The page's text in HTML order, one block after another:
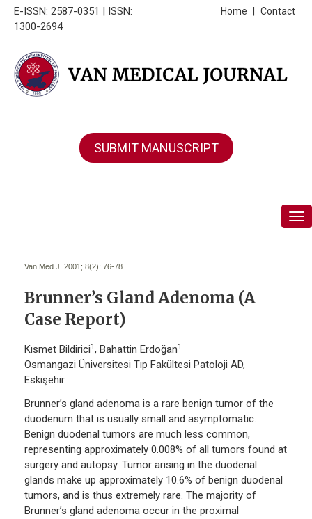
E-ISSN: 2587-0351 | ISSN:
1300-2694
Contact
Home
SUBMIT MANUSCRIPT
Van Med J. 2001; 8(2): 76-78
Brunner’s Gland Adenoma (A
Case Report)
Kısmet Bildirici1, Bahattin Erdoğan1
Osmangazi Üniversitesi Tıp Fakültesi Patoloji AD,
Eskişehir
Brunner’s gland adenoma is a rare benign tumor of the
duodenum that is usually small and asymptomatic.
Benign duodenal tumors are much less common,
representing approximately 0.008% of all tumors found at
surgery and autopsy. Tumor arising in the duodenal
glands make up approximately 10.6% of benign duodenal
tumors, and is thus extremely rare. The majority of
Brunner’s gland adenoma occur in the proximal